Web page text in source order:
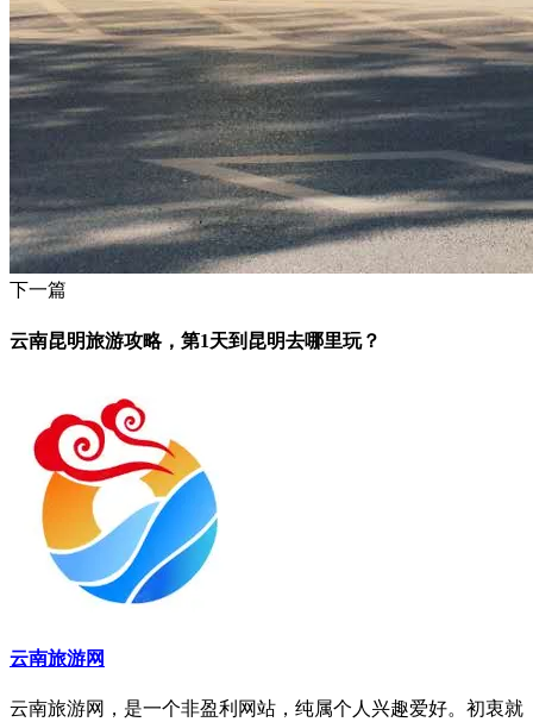
下一篇
云南昆明旅游攻略，第1天到昆明去哪里玩？
云南旅游网
云南旅游网，是一个非盈利网站，纯属个人兴趣爱好。初衷就